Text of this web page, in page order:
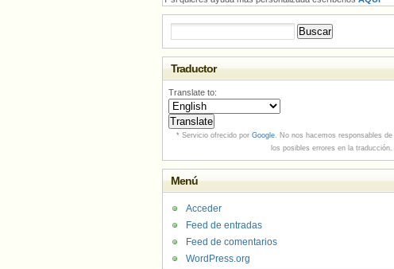
Traductor
Translate to:
* Servicio ofrecido por Google. No nos hacemos responsables de
los posibles errores en la traducción.
Menú
Acceder
Feed de entradas
Feed de comentarios
WordPress.org